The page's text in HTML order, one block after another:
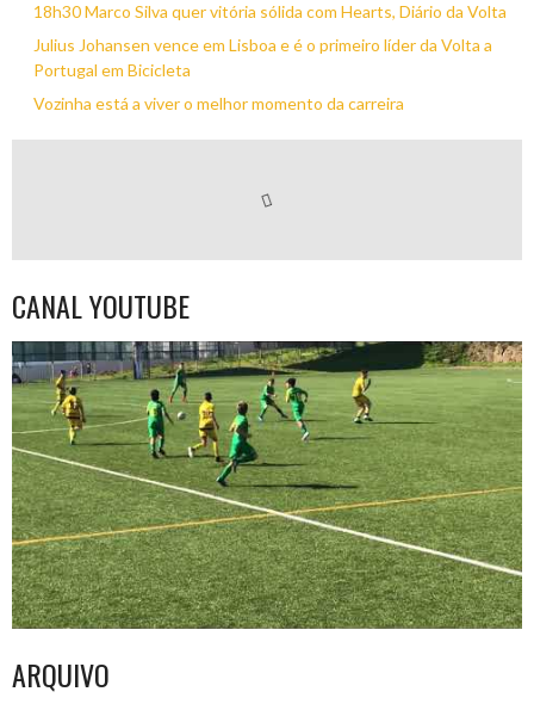
18h30 Marco Silva quer vitória sólida com Hearts, Diário da Volta
Julius Johansen vence em Lisboa e é o primeiro líder da Volta a
Portugal em Bicicleta
Vozinha está a viver o melhor momento da carreira
CANAL YOUTUBE
ARQUIVO